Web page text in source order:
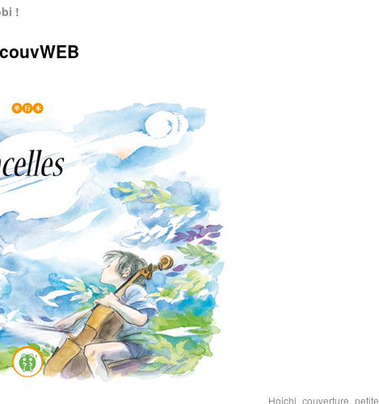
!
Hoichi_couverture_petite